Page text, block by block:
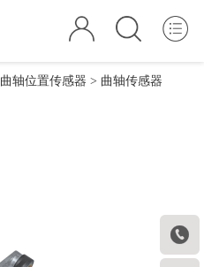

曲轴位置传感器 > 曲轴传感器